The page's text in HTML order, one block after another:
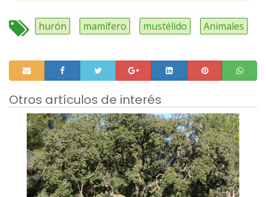
hurón mamífero mustélido Animales
Otros artículos de interés